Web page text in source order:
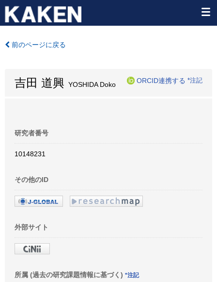
前のページに戻る
吉田 道興 YOSHIDA Doko
ORCID連携する *注記
研究者番号
10148231
その他のID
外部サイト
所属 (過去の研究課題情報に基づく) *注記